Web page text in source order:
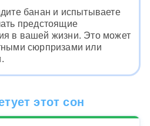
банан и испытываете
предстоящие
в вашей жизни. Это может
сюрпризами или
этот сон